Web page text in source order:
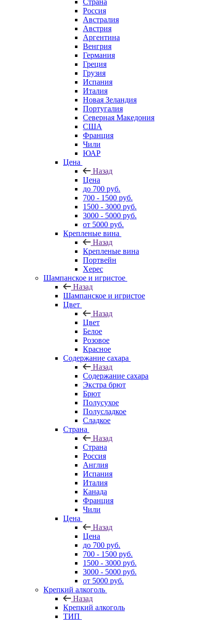
Страна
Россия
Австралия
Австрия
Аргентина
Венгрия
Германия
Греция
Грузия
Испания
Италия
Новая Зеландия
Португалия
Северная Македония
США
Франция
Чили
ЮАР
Цена
Назад
Цена
до 700 руб.
700 - 1500 руб.
1500 - 3000 руб.
3000 - 5000 руб.
от 5000 руб.
Крепленые вина
Назад
Крепленые вина
Портвейн
Херес
Шампанское и игристое
Назад
Шампанское и игристое
Цвет
Назад
Цвет
Белое
Розовое
Красное
Содержание сахара
Назад
Содержание сахара
Экстра брют
Брют
Полусухое
Полусладкое
Сладкое
Страна
Назад
Страна
Россия
Англия
Испания
Италия
Канада
Франция
Чили
Цена
Назад
Цена
до 700 руб.
700 - 1500 руб.
1500 - 3000 руб.
3000 - 5000 руб.
от 5000 руб.
Крепкий алкоголь
Назад
Крепкий алкоголь
ТИП